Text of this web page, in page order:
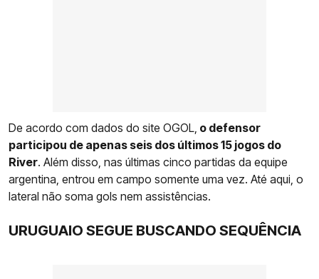
De acordo com dados do site OGOL, o defensor
participou de apenas seis dos últimos 15 jogos do
River. Além disso, nas últimas cinco partidas da equipe
argentina, entrou em campo somente uma vez. Até aqui, o
lateral não soma gols nem assistências.
URUGUAIO SEGUE BUSCANDO SEQUÊNCIA